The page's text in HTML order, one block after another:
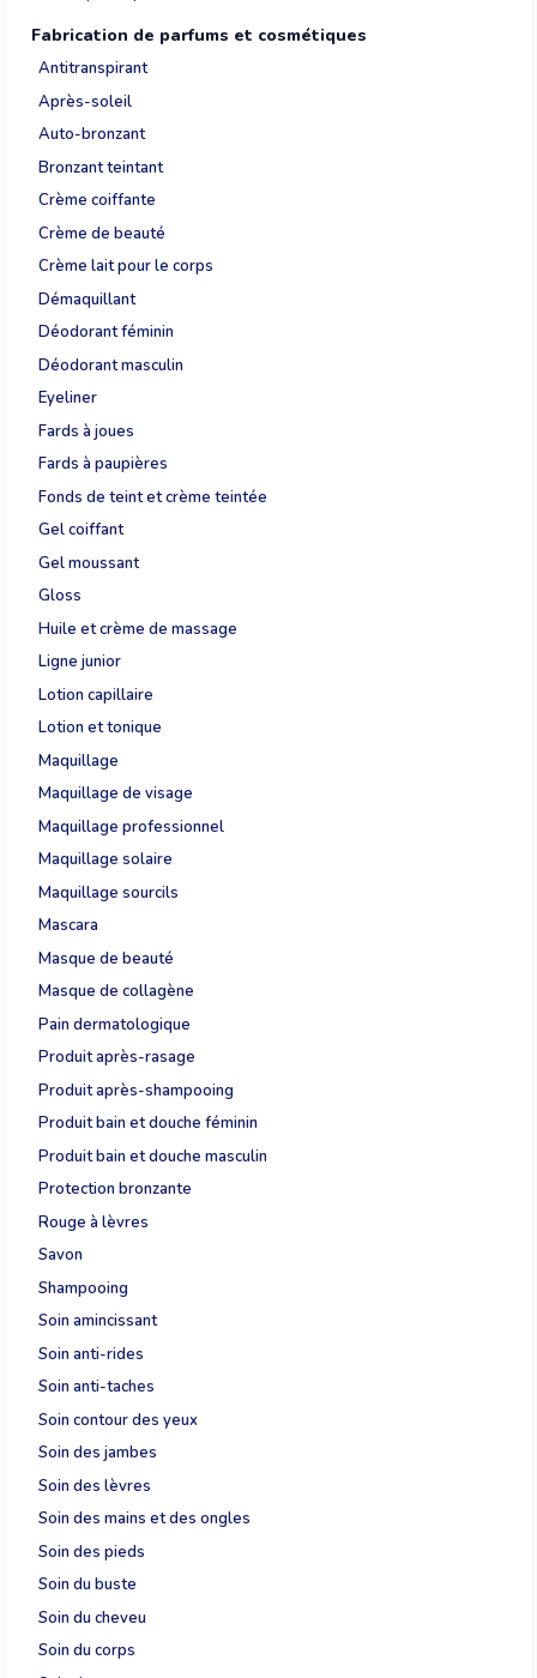
Fabrication de parfums et cosmétiques
Antitranspirant
Après-soleil
Auto-bronzant
Bronzant teintant
Crème coiffante
Crème de beauté
Crème lait pour le corps
Démaquillant
Déodorant féminin
Déodorant masculin
Eyeliner
Fards à joues
Fards à paupières
Fonds de teint et crème teintée
Gel coiffant
Gel moussant
Gloss
Huile et crème de massage
Ligne junior
Lotion capillaire
Lotion et tonique
Maquillage
Maquillage de visage
Maquillage professionnel
Maquillage solaire
Maquillage sourcils
Mascara
Masque de beauté
Masque de collagène
Pain dermatologique
Produit après-rasage
Produit après-shampooing
Produit bain et douche féminin
Produit bain et douche masculin
Protection bronzante
Rouge à lèvres
Savon
Shampooing
Soin amincissant
Soin anti-rides
Soin anti-taches
Soin contour des yeux
Soin des jambes
Soin des lèvres
Soin des mains et des ongles
Soin des pieds
Soin du buste
Soin du cheveu
Soin du corps